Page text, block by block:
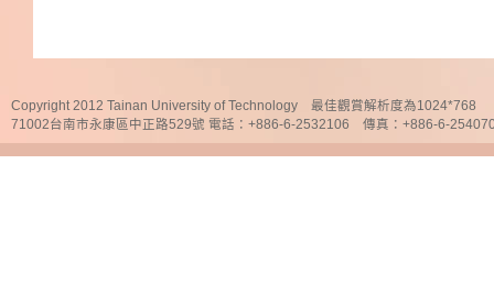
Copyright 2012 Tainan University of Technology 最佳觀賞解析度為1024*768
71002台南市永康區中正路529號 電話：+886-6-2532106 傳真：+886-6-